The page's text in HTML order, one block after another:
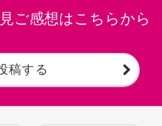
ご感想はこちらから
稿する